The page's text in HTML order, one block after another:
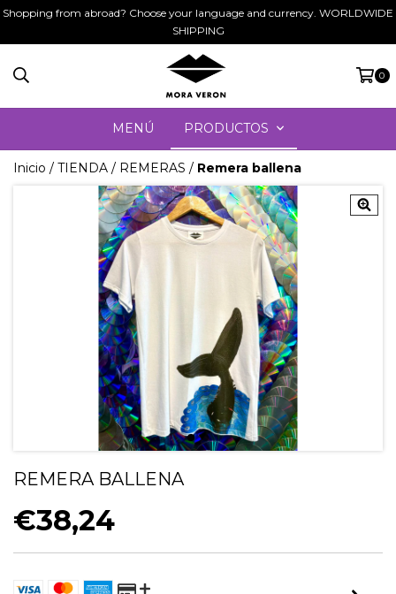
Shopping from abroad? Choose your language and currency. WORLDWIDE
SHIPPING
0
MENÚ PRODUCTOS
Inicio / TIENDA / REMERAS / Remera ballena
REMERA BALLENA
€38,24